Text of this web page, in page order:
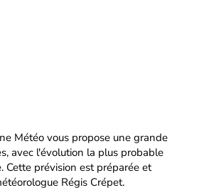
Météo vous propose une grande
avec l'évolution la plus probable
Cette prévision est préparée et
Régis Crépet.